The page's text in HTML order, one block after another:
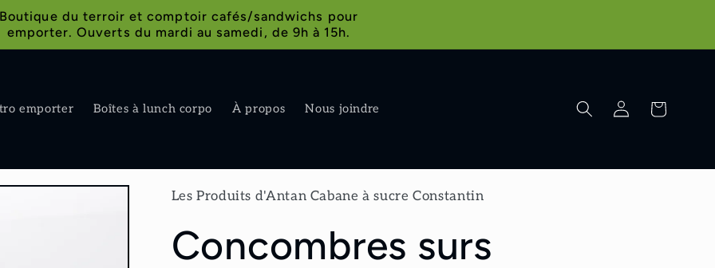
Boutique du terroir et comptoir cafés/sandwichs pour
emporter. Ouverts du mardi au samedi, de 9h à 15h.
emporter Boîtes à lunch corpo À propos Nous joindre ConnexionPanier
Les Produits d'Antan Cabane à sucre Constantin
Concombres surs